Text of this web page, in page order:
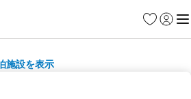
お気に入り
ログイ
メ
施設を表示